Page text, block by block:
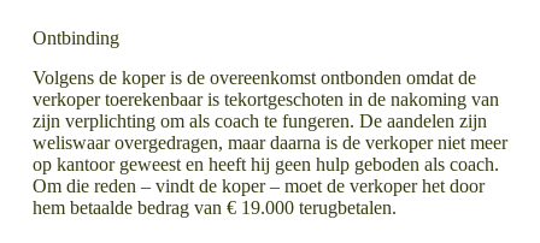
Ontbinding
Volgens de koper is de overeenkomst ontbonden omdat de
verkoper toerekenbaar is tekortgeschoten in de nakoming van
zijn verplichting om als coach te fungeren. De aandelen zijn
weliswaar overgedragen, maar daarna is de verkoper niet meer
op kantoor geweest en heeft hij geen hulp geboden als coach.
Om die reden – vindt de koper – moet de verkoper het door
hem betaalde bedrag van € 19.000 terugbetalen.